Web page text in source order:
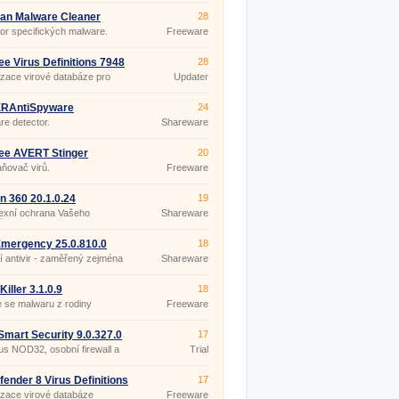
Malware Cleaner
(2014.08.29)
specifických malware.
28
Freeware
Virus Definitions 7948
virové databáze pro
28
Updater
6.0.1212
detector.
24
Shareware
AVERT Stinger
virů.
20
Freeware
360 20.1.0.24
ochrana Vašeho
19
Shareware
25.0.810.0
antivir - zaměřený zejména
18
Shareware
3.1.0.9
se malwaru z rodiny
18
Freeware
Security 9.0.327.0
NOD32, osobní firewall a
17
Trial
8 Virus Definitions
26, 2012
virové databáze
17
Freeware